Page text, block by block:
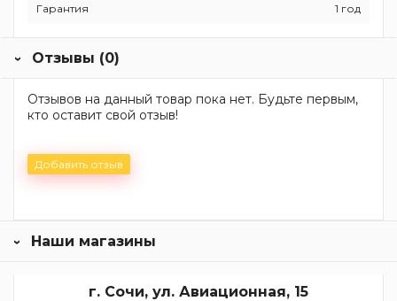
Гарантия 1 год
Отзывы (0)
Отзывов на данный товар пока нет. Будьте первым,
кто оставит свой отзыв!
Добавить отзыв
Наши магазины
г. Сочи, ул. Авиационная, 15